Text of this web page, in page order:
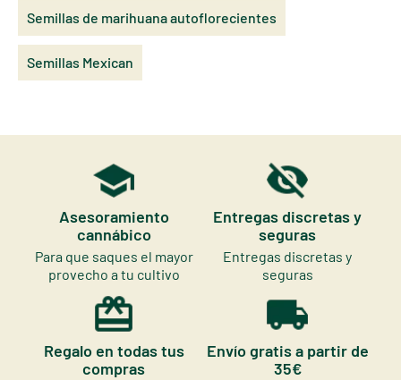
Semillas de marihuana autoflorecientes
Semillas Mexican
Asesoramiento
cannábico
Para que saques el mayor
provecho a tu cultivo
Entregas discretas y
seguras
Entregas discretas y
seguras
Regalo en todas tus
compras
Envío gratis a partir de
35€